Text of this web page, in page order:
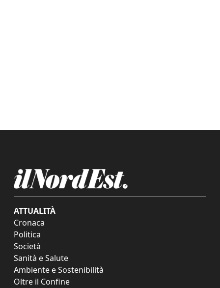
ATTUALITÀ
Cronaca
Politica
Società
Sanità e Salute
Ambiente e Sostenibilità
Oltre il Confine